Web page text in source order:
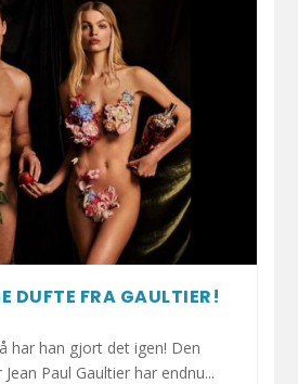
SUNDT I DECEMBER!
PÅ VEJ TIL INDLAGTE
AF DANSKERNE HAR
DÅRLIG MAVE: UNDGÅ
TIL DIN
DUFTE FRA GAULTIER!
har han gjort det igen! Den
Paul Gaultier har endnu...